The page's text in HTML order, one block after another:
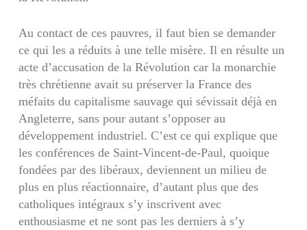
Au contact de ces pauvres, il faut bien se demander
ce qui les a réduits à une telle misère. Il en résulte un
acte d’accusation de la Révolution car la monarchie
très chrétienne avait su préserver la France des
méfaits du capitalisme sauvage qui sévissait déjà en
Angleterre, sans pour autant s’opposer au
développement industriel. C’est ce qui explique que
les conférences de Saint-Vincent-de-Paul, quoique
fondées par des libéraux, deviennent un milieu de
plus en plus réactionnaire, d’autant plus que des
catholiques intégraux s’y inscrivent avec
enthousiasme et ne sont pas les derniers à s’y